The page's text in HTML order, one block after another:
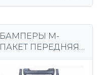
БАМПЕРЫ М-
ПАКЕТ ПЕРЕДНЯЯ
БОКОВИНА КУЗОВ